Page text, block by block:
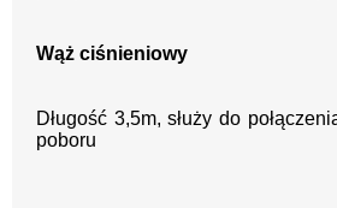
Wąż ciśnieniowy
Długość 3,5m, służy do
poboru